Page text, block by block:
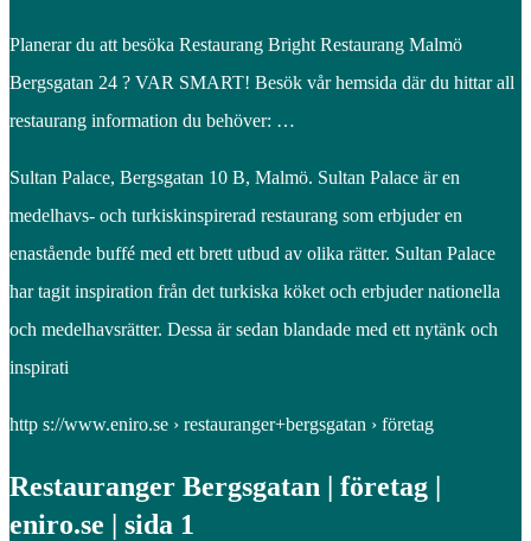
Planerar du att besöka Restaurang Bright Restaurang Malmö
Bergsgatan 24 ? VAR SMART! Besök vår hemsida där du hittar all
restaurang information du behöver: …
Sultan Palace, Bergsgatan 10 B, Malmö. Sultan Palace är en
medelhavs- och turkiskinspirerad restaurang som erbjuder en
enastående buffé med ett brett utbud av olika rätter. Sultan Palace
har tagit inspiration från det turkiska köket och erbjuder nationella
och medelhavsrätter. Dessa är sedan blandade med ett nytänk och
inspirati
http s://www.eniro.se › restauranger+bergsgatan › företag
Restauranger Bergsgatan | företag |
eniro.se | sida 1